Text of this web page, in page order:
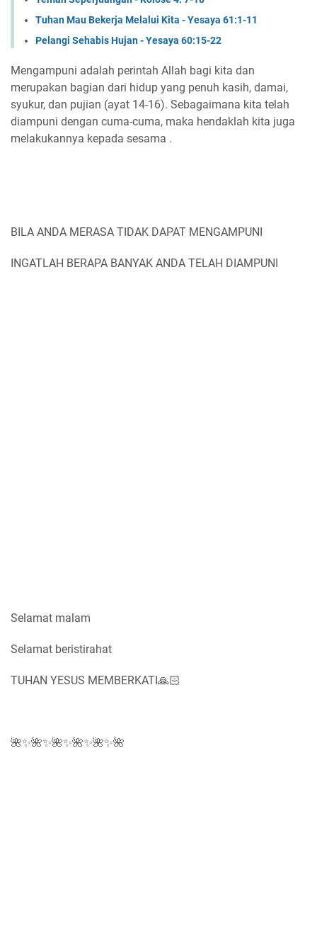
Tuhan Mau Bekerja Melalui Kita - Yesaya 61:1-11
Pelangi Sehabis Hujan - Yesaya 60:15-22
Mengampuni adalah perintah Allah bagi kita dan
merupakan bagian dari hidup yang penuh kasih, damai,
syukur, dan pujian (ayat 14-16). Sebagaimana kita telah
diampuni dengan cuma-cuma, maka hendaklah kita juga
melakukannya kepada sesama .
BILA ANDA MERASA TIDAK DAPAT MENGAMPUNI
INGATLAH BERAPA BANYAK ANDA TELAH DIAMPUNI
Selamat malam
Selamat beristirahat
TUHAN YESUS MEMBERKATI🙏🏻
🌺✨🌺✨🌺✨🌺✨🌺✨🌺